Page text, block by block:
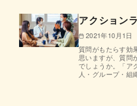
アクション
2021年10月1日
質問がもたらす効
思いますが、質問
でしょうか。「ア
人・グループ・組